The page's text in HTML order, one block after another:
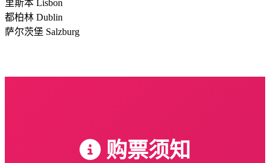
里斯本 Lisbon
都柏林 Dublin
萨尔茨堡 Salzburg
购票须知